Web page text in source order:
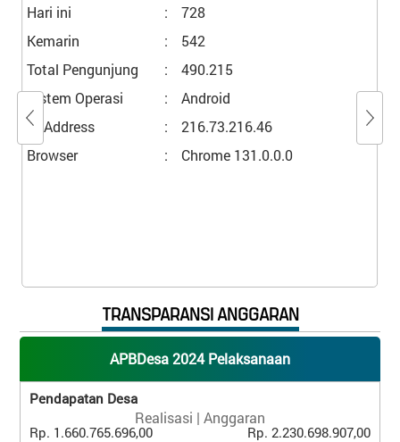
Hari ini :
728
Kemarin
:
542
Total Pengunjung
:
490.215
Sistem Operasi
:
Android
IP Address
:
216.73.216.46
Browser
: Chrome 131.0.0.0
TRANSPARANSI ANGGARAN
APBDesa 2024 Pelaksanaan
Pendapatan Desa
Realisasi | Anggaran
Rp. 1.660.765.696,00 Rp. 2.230.698.907,00